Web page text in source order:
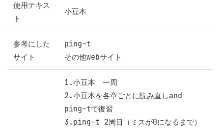
使用テキス
ト
小豆本
参考にした
サイト
ping-t
その他webサイト
1.小豆本　一周
2.小豆本を各章ごとに読み直しand
ping-tで復習
3.ping-t 2周目（ミスが0になるまで）